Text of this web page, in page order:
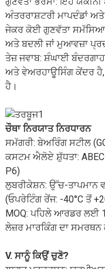
ਅੰਤਰਰਾਸ਼ਟਰੀ ਮਾਪਦੰਡਾਂ
ਜੇਕਰ ਕੋਈ ਗੁਣਵੱਤਾ ਸਮੱਸਿਆ
ਅਤੇ ਬਦਲੀ ਜਾਂ ਮੁਆਵਜ਼ਾ
ਤੇਜ਼ ਜਵਾਬ: ਸ਼ੰਘਾਈ
ਅਤੇ ਵੇਅਰਹਾਊਸਿੰਗ ਕੇਂਦਰ ਹੈ,
ਹੈ।
ਚੌਥਾ ਨਿਰਯਾਤ ਨਿਰਧਾਰਨ
ਸਮੱਗਰੀ: ਬੇਅਰਿੰਗ ਸਟੀਲ
ਕਸਟਮ ਐਲੋਏ ਸ਼ੁੱਧਤਾ:
P6)
ਲੁਬਰੀਕੇਸ਼ਨ: ਉੱਚ-ਤਾਪਮਾਨ
(ਓਪਰੇਟਿੰਗ ਰੇਂਜ: -40°C ਤੋਂ
MOQ: ਪਹਿਲੇ ਆਰਡਰ ਲਈ
ਲੇਜ਼ਰ ਮਾਰਕਿੰਗ ਦਾ ਸਮਰਥਨ
V. ਸਾਨੂੰ ਕਿਉਂ ਚੁਣੋ?